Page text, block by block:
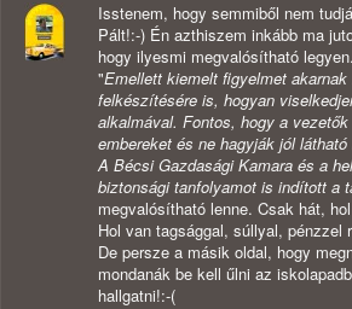
Isstenem, hogy semmiből nem
Pált!:-) Én azthiszem inkább ma
hogy ilyesmi megvalósítható
"Emellett kiemelt figyelmet
felkészítésére is, hogyan
alkalmával. Fontos, hogy a
embereket és ne hagyják jól
A Bécsi Gazdasági Kamara és a
biztonsági tanfolyamot is indított a
megvalósítható lenne. Csak hát,
Hol van tagsággal, súllyal, pénzzel
De persze a másik oldal, hogy
mondanák be kell űlni az
hallgatni!:-(